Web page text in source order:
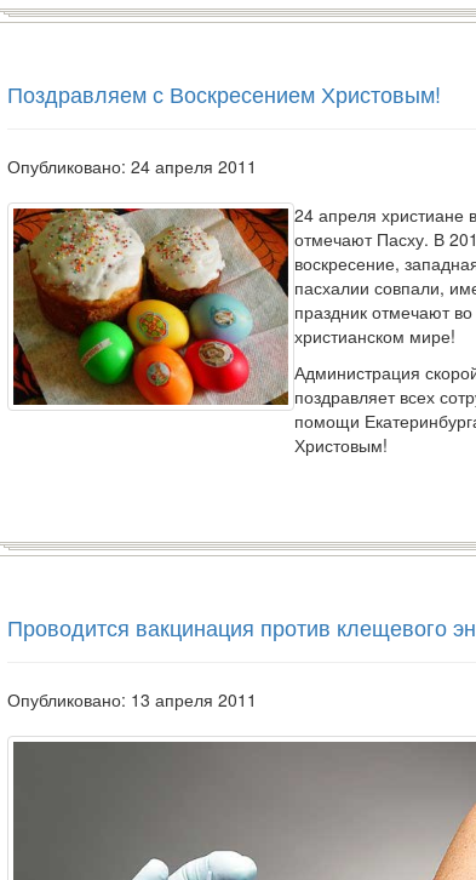
Поздравляем с Воскресением Христовым!
Опубликовано: 24 апреля 2011
24 апреля христиане
отмечают Пасху. В
воскресение,
пасхалии совпали,
праздник отмечают
христианском мире!
Администрация
поздравляет всех
помощи
Христовым!
Проводится вакцинация против клещевого
Опубликовано: 13 апреля 2011